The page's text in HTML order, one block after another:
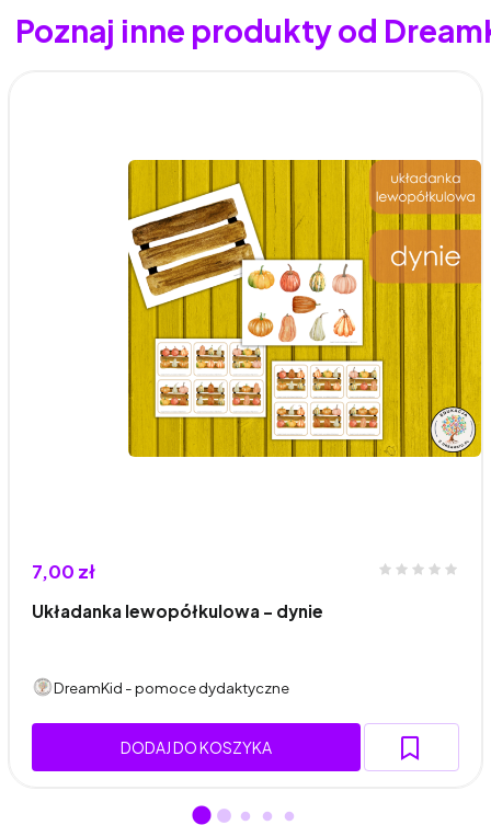
Poznaj inne produkty od
7,00 zł
Układanka lewopółkulowa - dynie
DreamKid - pomoce dydaktyczne
DODAJ DO KOSZYKA